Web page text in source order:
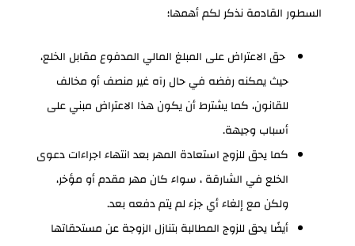
السطور القادمة نذكر لكم أهمها؛
حق الاعتراض على المبلغ المالي المدفوع مقابل الخلع،
حيث يمكنه رفضه في حال رآه غير منصف أو مخالف
للقانون، كما يشترط أن يكون هذا الاعتراض مبني على
أسباب وجيهة.
كما يحق للزوج استعادة المهر بعد انتهاء اجراءات دعوى
الخلع في الشارقة ، سواء كان مهر مقدم أو مؤخر،
ولكن مع إلغاء أي جزء لم يتم دفعه بعد.
أيضًا يحق للزوج المطالبة بتنازل الزوجة عن مستحقاتها